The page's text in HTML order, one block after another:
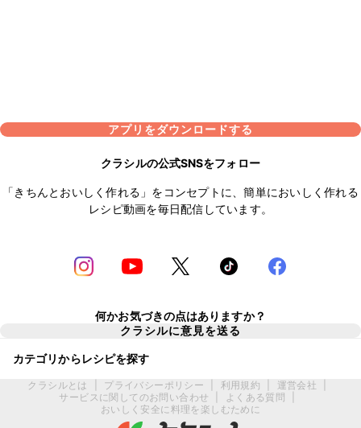
アプリをダウンロードする
クラシルの公式SNSをフォロー
「きちんとおいしく作れる」をコンセプトに、簡単においしく作れる
レシピ動画を毎日配信しています。
何かお気づきの点はありますか？
クラシルに意見を送る
カテゴリからレシピを探す
クラシルとは プライバシーポリシー 利用規約 運営会社
サービスに関してのお問い合わせ
よくある質問
おいしく安全に料理を楽しむために